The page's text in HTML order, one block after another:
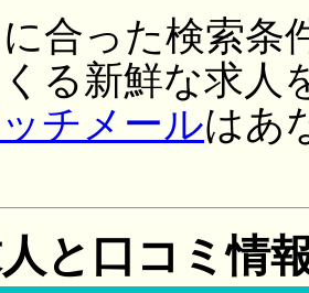
合った検索条
る新鮮な求人
チメールはあ
と口コミ情